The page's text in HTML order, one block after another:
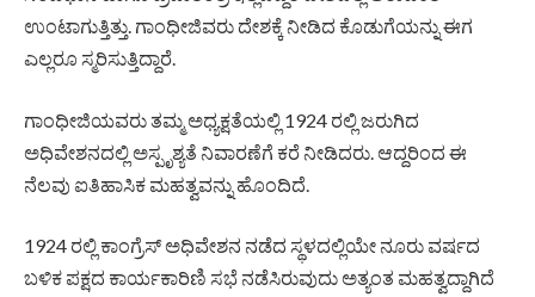
ಉಂಟಾಗುತ್ತಿತ್ತು. ಗಾಂಧೀಜಿವರು ದೇಶಕ್ಕೆ ನೀಡಿದ ಕೊಡುಗೆಯನ್ನು‌ ಈಗ
ಎಲ್ಲರೂ ಸ್ಮರಿಸುತ್ತಿದ್ದಾರೆ.
ಗಾಂಧೀಜಿಯವರು ತಮ್ಮ ಅಧ್ಯಕ್ಷತೆಯಲ್ಲಿ 1924 ರಲ್ಲಿ‌ ಜರುಗಿದ‌
ಅಧಿವೇಶನದಲ್ಲಿ ಅಸ್ಪೃಶ್ಯತೆ‌ ನಿವಾರಣೆಗೆ ಕರೆ‌ ನೀಡಿದರು. ಆದ್ದರಿಂದ ಈ‌
ನೆಲ‌ವು ಐತಿಹಾಸಿಕ‌ ಮಹತ್ವವನ್ನು ಹೊಂದಿದೆ.
1924 ರಲ್ಲಿ ಕಾಂಗ್ರೆಸ್ ಅಧಿವೇಶನ‌ ನಡೆದ ಸ್ಥಳದಲ್ಲಿಯೇ ನೂರು ವರ್ಷದ
ಬಳಿಕ ಪಕ್ಷದ ಕಾರ್ಯಕಾರಿಣಿ ಸಭೆ‌‌ ನಡೆಸಿರುವುದು ಅತ್ಯಂತ‌ ಮಹತ್ವದ್ದಾಗಿದೆ